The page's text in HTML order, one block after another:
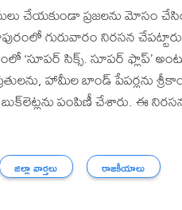
చేయకుండా ప్రజలను మోసం
గురువారం నిరసన
‘సూపర్ సిక్స్. సూపర్ ఫ్లాప్’
హామీల బాండ్ పేపర్లను
పంపిణీ చేశారు. ఈ
జిల్లా వార్తలు రాజకీయాలు